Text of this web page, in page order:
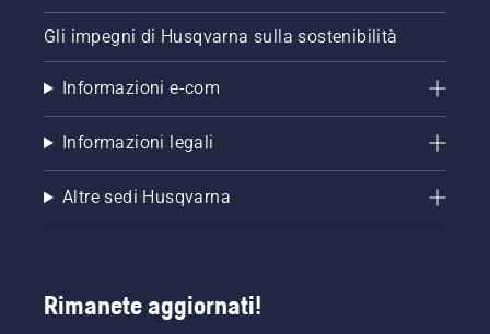
Gli impegni di Husqvarna sulla sostenibilità
Informazioni e-com
Informazioni legali
Altre sedi Husqvarna
Rimanete aggiornati!